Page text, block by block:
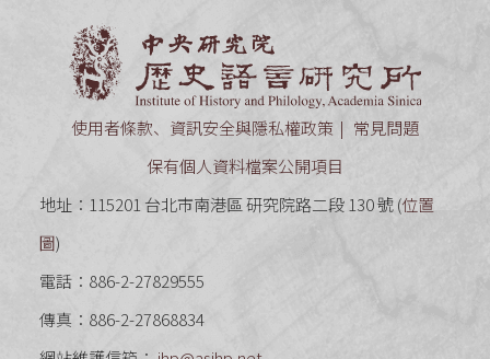
使用者條款、資訊安全與隱私權政策
常見問題
保有個人資料檔案公開項目
地址：115201 台北市南港區 研究院路二段 130 號 (位置
圖)
電話：886-2-27829555
傳真：886-2-27868834